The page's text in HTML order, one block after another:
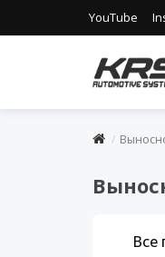
YouTube
Все